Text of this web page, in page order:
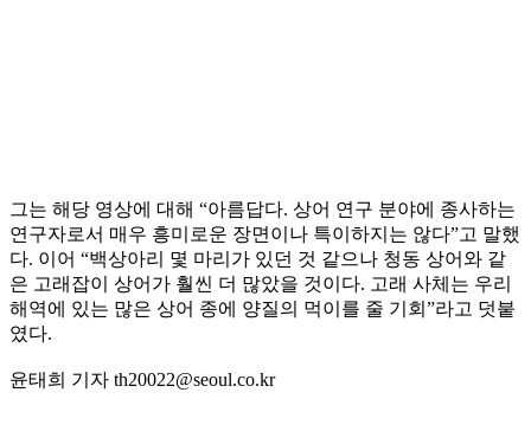
그는 해당 영상에 대해 “아름답다. 상어 연구 분야에 종사하는
연구자로서 매우 흥미로운 장면이나 특이하지는 않다”고 말했
다. 이어 “백상아리 몇 마리가 있던 것 같으나 청동 상어와 같
은 고래잡이 상어가 훨씬 더 많았을 것이다. 고래 사체는 우리
해역에 있는 많은 상어 종에 양질의 먹이를 줄 기회”라고 덧붙
였다.
윤태희 기자 th20022@seoul.co.kr